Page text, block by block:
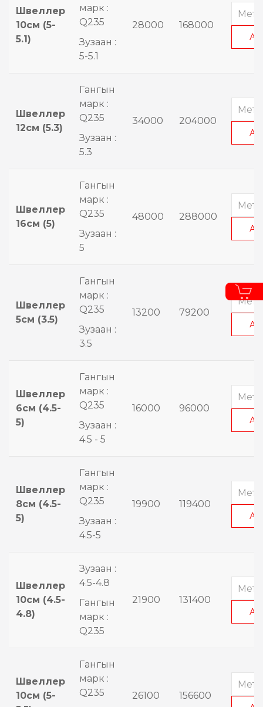
Швеллер
10см (5-
5.1)
марк :
Q235
Зузаан :
5-5.1
28000 168000
Швеллер
12см (5.3)
Гангын
марк :
Q235
Зузаан :
5.3
34000 204000
Швеллер
16см (5)
Гангын
марк :
Q235
Зузаан :
5
48000 288000
Швеллер
5см (3.5)
Гангын
марк :
Q235
Зузаан :
3.5
13200 79200
Швеллер
6см (4.5-
5)
Гангын
марк :
Q235
Зузаан :
4.5 - 5
16000 96000
Швеллер
8см (4.5-
5)
Гангын
марк :
Q235
Зузаан :
4.5-5
19900 119400
Швеллер
10см (4.5-
4.8)
Зузаан :
4.5-4.8
Гангын
марк :
Q235
21900 131400
Швеллер
10см (5-
Гангын
марк :
Q235
26100 156600